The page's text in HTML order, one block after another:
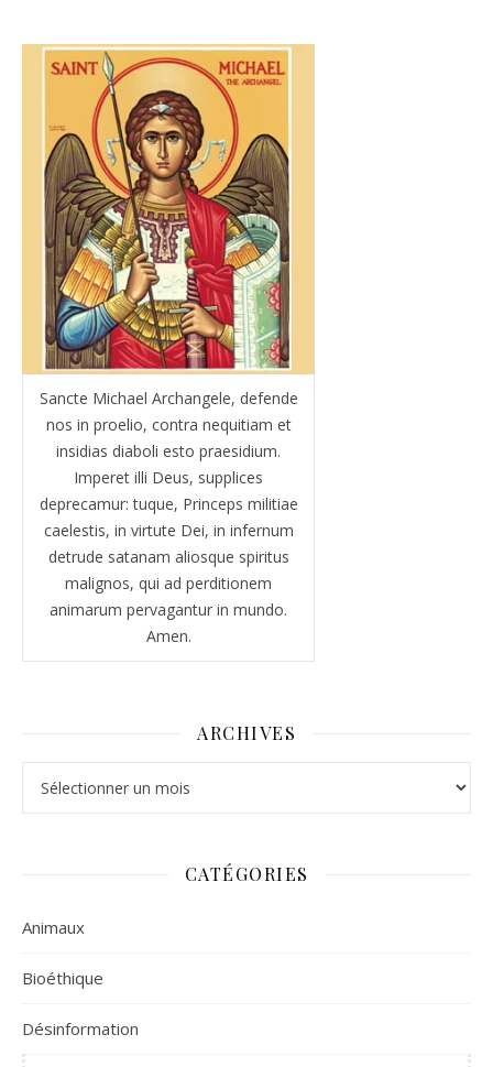
Sancte Michael Archangele, defende
nos in proelio, contra nequitiam et
insidias diaboli esto praesidium.
Imperet illi Deus, supplices
deprecamur: tuque, Princeps militiae
caelestis, in virtute Dei, in infernum
detrude satanam aliosque spiritus
malignos, qui ad perditionem
animarum pervagantur in mundo.
Amen.
ARCHIVES
CATÉGORIES
Animaux
Bioéthique
Désinformation